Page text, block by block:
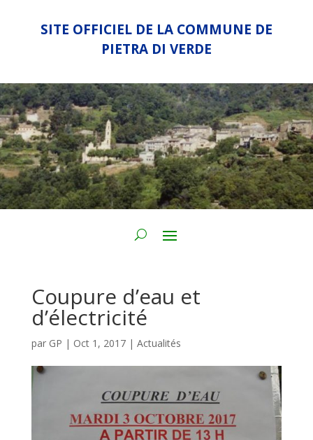
SITE OFFICIEL DE LA COMMUNE DE
PIETRA DI VERDE
Coupure d’eau et
d’électricité
par GP | Oct 1, 2017| Actualités